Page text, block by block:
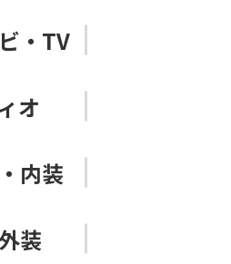
・TV
オ
内装
装